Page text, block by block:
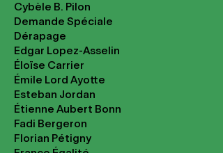
Cybèle B. Pilon
Demande Spéciale
Dérapage
Edgar Lopez-Asselin
Éloïse Carrier
Émile Lord Ayotte
Esteban Jordan
Étienne Aubert Bonn
Fadi Bergeron
Florian Pétigny